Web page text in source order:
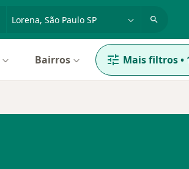
Bairros Mais filtros•